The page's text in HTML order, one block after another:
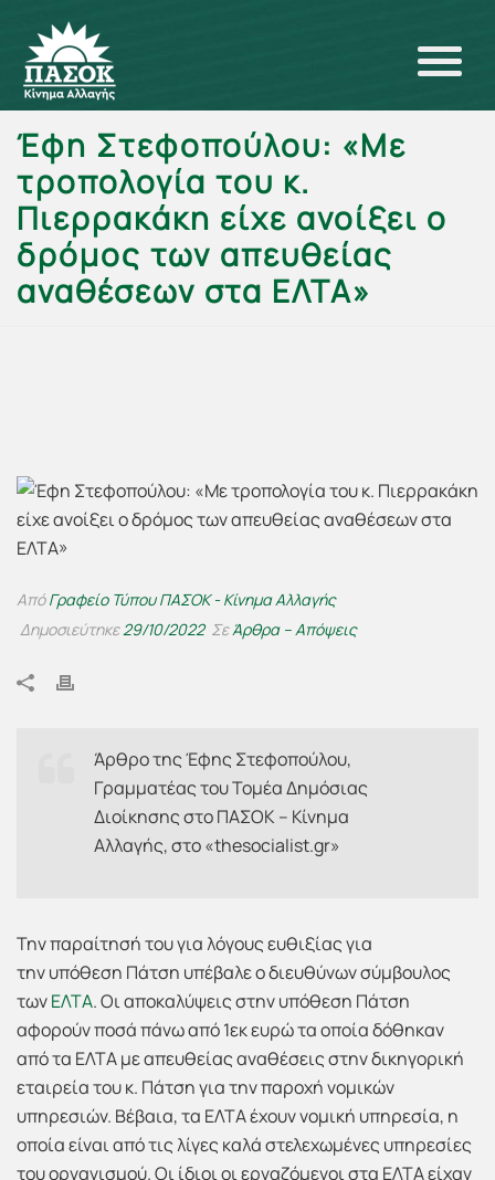
Έφη Στεφοπούλου: «Με
τροπολογία του κ.
Πιερρακάκη είχε ανοίξει ο
δρόμος των απευθείας
αναθέσεων στα ΕΛΤΑ»
ΑπόΓραφείο Τύπου ΠΑΣΟΚ - Κίνημα Αλλαγής
Δημοσιεύτηκε29/10/2022 ΣεΆρθρα – Απόψεις
Άρθρο της Έφης Στεφοπούλου,
Γραμματέας του Τομέα Δημόσιας
Διοίκησης στο ΠΑΣΟΚ – Κίνημα
Αλλαγής, στο «thesocialist.gr»
Την παραίτησή του για λόγους ευθιξίας για
την υπόθεση Πάτση υπέβαλε ο διευθύνων σύμβουλος
τωνΕΛΤΑ. Οι αποκαλύψεις στην υπόθεση Πάτση
αφορούν ποσά πάνω από 1εκ ευρώ τα οποία δόθηκαν
από τα ΕΛΤΑ με απευθείας αναθέσεις στην δικηγορική
εταιρεία του κ. Πάτση για την παροχή νομικών
υπηρεσιών. Βέβαια, τα ΕΛΤΑ έχουν νομική υπηρεσία, η
οποία είναι από τις λίγες καλά στελεχωμένες υπηρεσίες
του οργανισμού. Οι ίδιοι οι εργαζόμενοι στα ΕΛΤΑ είχαν